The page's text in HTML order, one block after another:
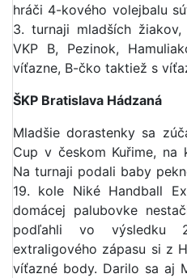
hráči 4-kového volejbalu
3. turnaji mladších
VKP B, Pezinok,
víťazne, B-čko taktiež s
ŠKP Bratislava Hádzaná
Mladšie dorastenky sa
Cup v českom Kuřime, na
Na turnaji podali baby
19. kole Niké Handball
domácej palubovke
podľahli vo výsledku
extraligového zápasu si z
víťazné body. Darilo sa aj